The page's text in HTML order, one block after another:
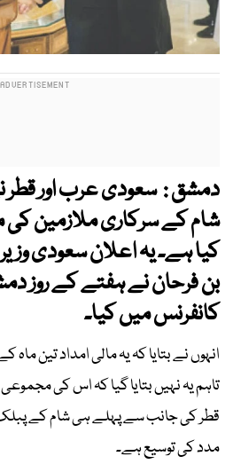
دمشق : سعودی عرب اور قطر
شام کے سرکاری ملازمین کی
کیا ہے۔ یہ اعلان سعودی
بن فرحان نے ہفتے کے روز
کانفرنس میں کیا۔
انہوں نے بتایا کہ یہ مالی امداد تین
تاہم یہ نہیں بتایا گیا کہ اس کی
قطر کی جانب سے پہلے ہی شام کے
مدد کی توسیع ہے۔